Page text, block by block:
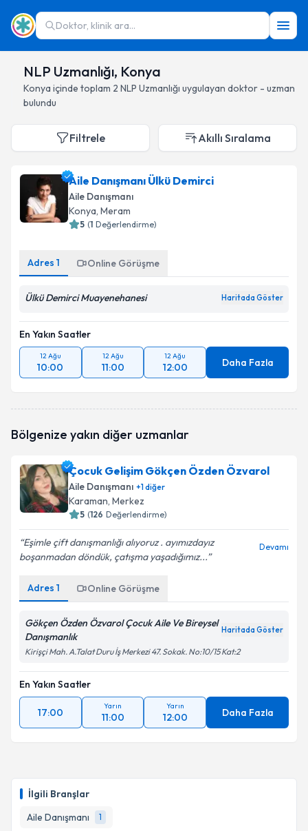
Doktor, klinik ara...
NLP Uzmanlığı, Konya
Konya içinde toplam 2 NLP Uzmanlığı uygulayan doktor - uzman
bulundu
İlgili Branşlar
Aile Danışmanı
1
Filtrele Akıllı Sıralama
Aile Danışmanı Ülkü Demirci
Aile Danışmanı
Konya, Meram
5 (1 Değerlendirme)
Adres 1 Online Görüşme
Ülkü Demirci Muayenehanesi Haritada Göster
En Yakın Saatler
12 Ağu
10:00
12 Ağu
11:00
12 Ağu
12:00 Daha Fazla
Bölgenize yakın diğer uzmanlar
Çocuk Gelişim Gökçen Özden Özvarol
Aile Danışmanı +1diğer
Karaman, Merkez
5 (126 Değerlendirme)
Eşimle çift danışmanlığı alıyoruz . ayımızdayız
boşanmadan döndük, çatışma yaşadığımız...
Devamı
Adres 1 Online Görüşme
Gökçen Özden Özvarol Çocuk Aile Ve Bireysel
Danışmanlık
Haritada Göster
Kirişçi Mah. A.Talat Duru İş Merkezi 47. Sokak. No:10/15 Kat:2
En Yakın Saatler
17:00
Yarın
11:00
Yarın
12:00 Daha Fazla